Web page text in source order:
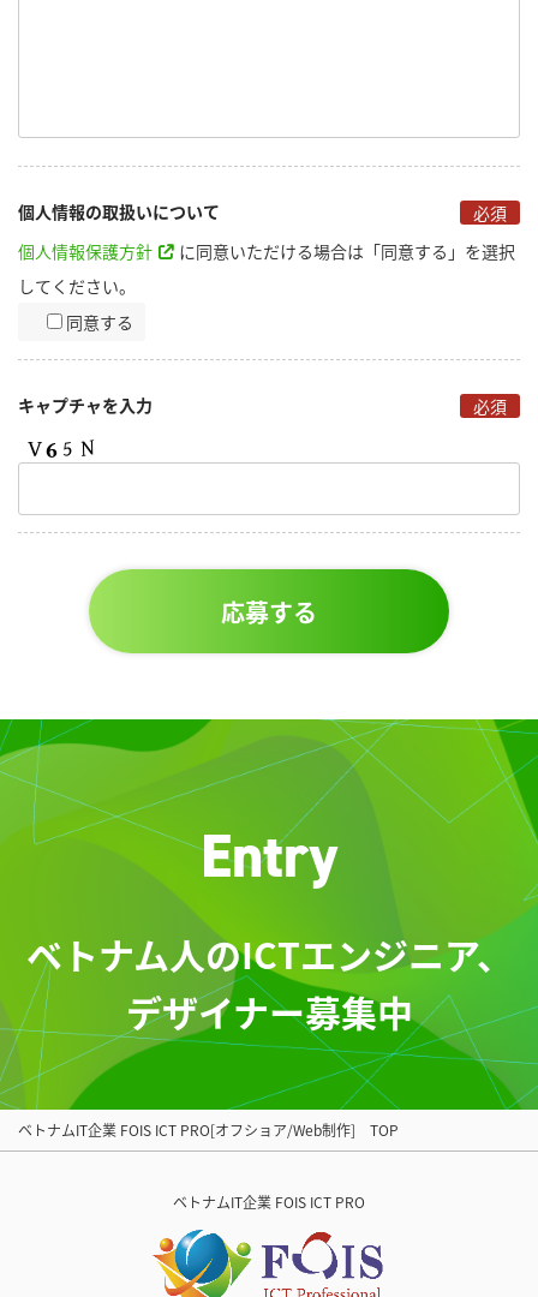
個人情報の取扱いについて
必須
個人情報保護方針
に同意いただける場合は「同意する」を選択
してください。
同意する
キャプチャを入力 必須
Entry
ベトナム人のICTエンジニア、
デザイナー募集中
ベトナムIT企業 FOIS ICT PRO[オフショア/Web制作] TOP
ベトナムIT企業 FOIS ICT PRO